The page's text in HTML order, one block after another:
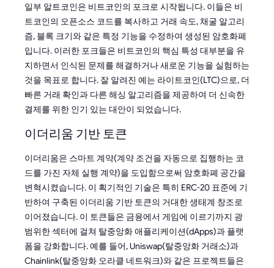
일부 알트코인은 비트코인의 포크로 시작됩니다. 이들은 비
트코인의 오픈소스 코드를 복사하고 거래 속도, 채굴 알고리
즘, 블록 크기와 같은 특정 기능을 수정하여 생성된 암호화폐
입니다. 이러한 포크들은 비트코인의 핵심 특성 대부분을 유
지하면서 인식된 문제를 해결하거나 새로운 기능을 실험하는
것을 목표로 합니다. 잘 알려진 예는 라이트코인(LTC)으로, 더
빠른 거래 확인과 다른 해싱 알고리즘을 제공하여 더 신속한
결제를 위한 인기 있는 대안이 되었습니다.
이더리움 기반 토큰
이더리움은 스마트 계약(계약 조건을 자동으로 집행하는 코
드를 가진 자체 실행 계약)을 도입함으로써 암호화폐 공간을
변혁시켰습니다. 이 획기적인 기술은 특히 ERC-20 표준에 기
반하여 구축된 이더리움 기반 토큰의 거대한 생태계 창조로
이어졌습니다. 이 토큰들은 금융에서 게임에 이르기까지 광
범위한 섹터에 걸쳐 탈중앙화 애플리케이션(dApps)과 플랫
폼을 강화합니다. 예를 들어, Uniswap(탈중앙화 거래소)과
Chainlink(탈중앙화 오라클 네트워크)와 같은 프로젝트들은